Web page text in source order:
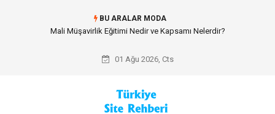
BU ARALAR MODA
Mali Müşavirlik Eğitimi Nedir ve Kapsamı Nelerdir?
01 Ağu 2026, Cts